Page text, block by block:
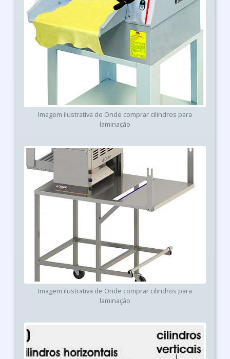
Imagem ilustrativa de Onde comprar cilindros para
laminação
Imagem ilustrativa de Onde comprar cilindros para
laminação